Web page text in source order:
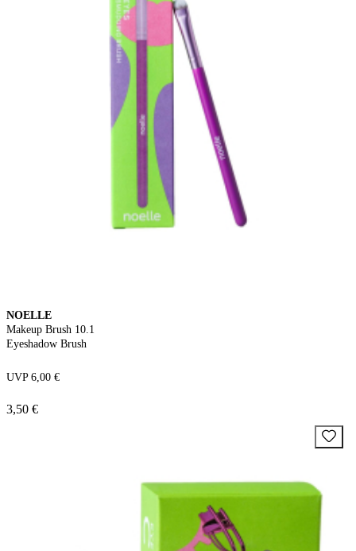
NOELLE
Makeup Brush 10.1
Eyeshadow Brush
UVP 6,00 €
3,50 €